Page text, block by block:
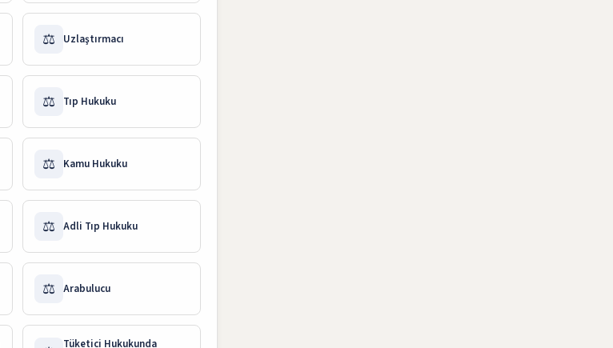
⚖️ Uzlaştırmacı
⚖️ Tıp Hukuku
⚖️ Kamu Hukuku
⚖️ Adli Tıp Hukuku
⚖️ Arabulucu
Tüketici Hukukunda